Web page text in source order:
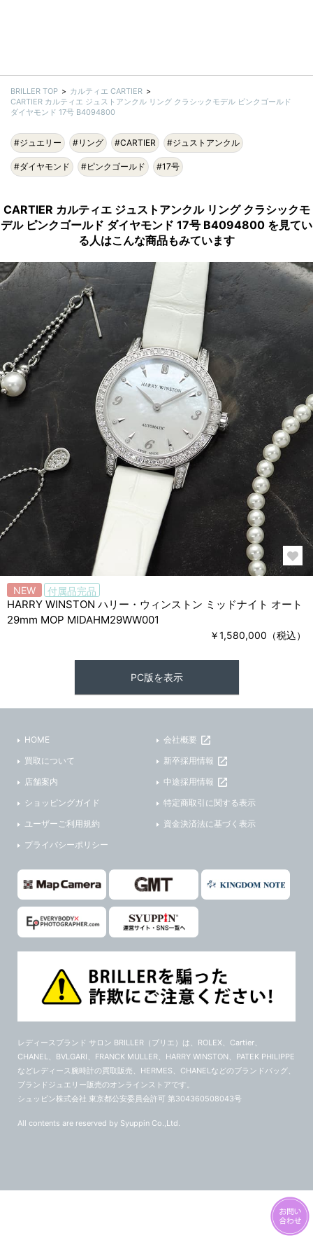
BRILLER TOP
カルティエ CARTIER
CARTIER カルティエ ジュストアンクル リング クラシックモデル ピンクゴールド
ダイヤモンド 17号 B4094800
#ジュエリー #リング #CARTIER #ジュストアンクル
#ダイヤモンド #ピンクゴールド #17号
CARTIER カルティエ ジュストアンクル リング クラシックモ
デル ピンクゴールド ダイヤモンド 17号 B4094800 を見てい
る人はこんな商品もみています
NEW 付属品完品
HARRY WINSTON ハリー・ウィンストン ミッドナイト オート
29mm MOP MIDAHM29WW001
￥1,580,000（税込）
PC版を表示
HOME
買取について
店舗案内
ショッピングガイド
ユーザーご利用規約
プライバシーポリシー
会社概要
新卒採用情報
中途採用情報
特定商取引に関する表示
資金決済法に基づく表示
レディースブランド サロン BRILLER（ブリエ） は、ROLEX、Cartier、
CHANEL、BVLGARI、FRANCK MULLER、HARRY WINSTON、PATEK PHILIPPE
などレディース腕時計の買取販売、HERMES、CHANELなどのブランドバッグ、
ブランドジュエリー販売のオンラインストアです。
シュッピン株式会社 東京都公安委員会許可 第304360508043号
All contents are reserved by Syuppin Co.,Ltd.